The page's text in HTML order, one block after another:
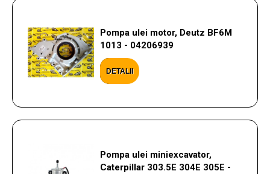
Pompa ulei motor, Deutz BF6M
1013 - 04206939
DETALII
Pompa ulei miniexcavator,
Caterpillar 303.5E 304E 305E -